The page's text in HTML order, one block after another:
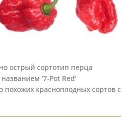
острый сортотип перца
'7-Pot Red'
похожих красноплодных сортов с